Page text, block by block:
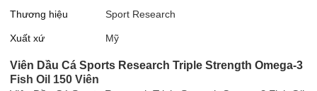
Thương hiệu Sport Research
Xuất xứ Mỹ
Viên Dầu Cá Sports Research Triple Strength Omega-3
Fish Oil 150 Viên